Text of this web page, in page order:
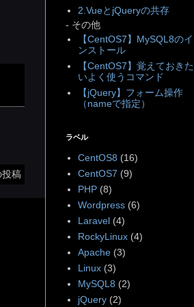
投稿
2.VueとjQueryの共存
- その他
【CentOS7】MySQL8のイ
ンストール
【CentOS7】覚えておきた
いよく使うコマンド
【jQuery】フォーム操作
（nameで指定）
ラベル
CentOS8 (16)
CentOS7 (9)
PHP (8)
Wordpress (6)
Laravel (4)
RockyLinux (4)
Apache (3)
Linux (3)
MySQL8 (2)
jQuery (2)